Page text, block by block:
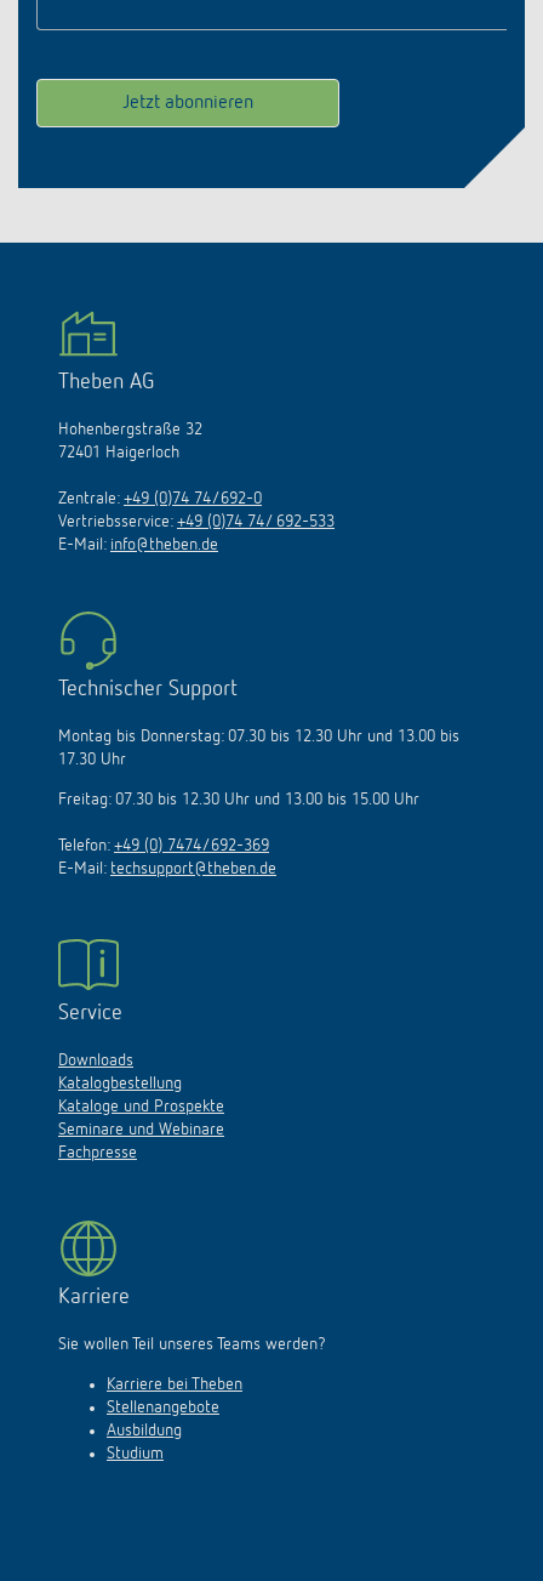
Theben AG
Hohenbergstraße 32
72401 Haigerloch
Zentrale: +49 (0)74 74/692-0
Vertriebsservice: +49 (0)74 74/ 692-533
E-Mail: info@theben.de
Technischer Support
Montag bis Donnerstag: 07.30 bis 12.30 Uhr und 13.00 bis
17.30 Uhr
Freitag: 07.30 bis 12.30 Uhr und 13.00 bis 15.00 Uhr
Telefon: +49 (0) 7474/692-369
E-Mail: techsupport@theben.de
Service
Downloads
Katalogbestellung
Kataloge und Prospekte
Seminare und Webinare
Fachpresse
Karriere
Sie wollen Teil unseres Teams werden?
Karriere bei Theben
Stellenangebote
Ausbildung
Studium